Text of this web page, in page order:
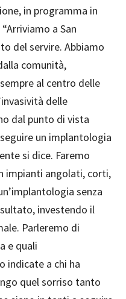
in programma in
a San
del servire. Abbiamo
comunità,
al centro delle
delle
dal punto di vista
un implantologia
si dice. Faremo
impianti angolati, corti,
senza
investendo il
Parleremo di
e quali
indicate a chi ha
quel sorriso tanto